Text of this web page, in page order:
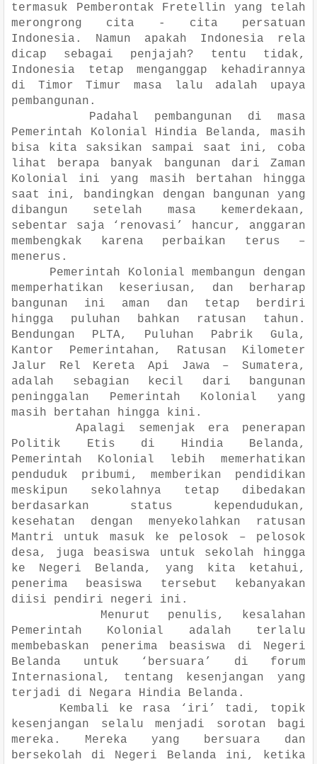
termasuk Pemberontak Fretellin yang telah
merongrong cita - cita persatuan
Indonesia. Namun apakah Indonesia rela
dicap sebagai penjajah? tentu tidak,
Indonesia tetap menganggap kehadirannya
di Timor Timur masa lalu adalah upaya
pembangunan.
Padahal pembangunan di masa
Pemerintah Kolonial Hindia Belanda, masih
bisa kita saksikan sampai saat ini, coba
lihat berapa banyak bangunan dari Zaman
Kolonial ini yang masih bertahan hingga
saat ini, bandingkan dengan bangunan yang
dibangun setelah masa kemerdekaan,
sebentar saja ‘renovasi’ hancur, anggaran
membengkak karena perbaikan terus –
menerus.
Pemerintah Kolonial membangun dengan
memperhatikan keseriusan, dan berharap
bangunan ini aman dan tetap berdiri
hingga puluhan bahkan ratusan tahun.
Bendungan PLTA, Puluhan Pabrik Gula,
Kantor Pemerintahan, Ratusan Kilometer
Jalur Rel Kereta Api Jawa – Sumatera,
adalah sebagian kecil dari bangunan
peninggalan Pemerintah Kolonial yang
masih bertahan hingga kini.
Apalagi semenjak era penerapan
Politik Etis di Hindia Belanda,
Pemerintah Kolonial lebih memerhatikan
penduduk pribumi, memberikan pendidikan
meskipun sekolahnya tetap dibedakan
berdasarkan status kependudukan,
kesehatan dengan menyekolahkan ratusan
Mantri untuk masuk ke pelosok – pelosok
desa, juga beasiswa untuk sekolah hingga
ke Negeri Belanda, yang kita ketahui,
penerima beasiswa tersebut kebanyakan
diisi pendiri negeri ini.
Menurut penulis, kesalahan
Pemerintah Kolonial adalah terlalu
membebaskan penerima beasiswa di Negeri
Belanda untuk ‘bersuara’ di forum
Internasional, tentang kesenjangan yang
terjadi di Negara Hindia Belanda.
Kembali ke rasa ‘iri’ tadi, topik
kesenjangan selalu menjadi sorotan bagi
mereka. Mereka yang bersuara dan
bersekolah di Negeri Belanda ini, ketika